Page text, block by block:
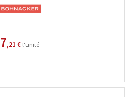
7,21 € l'unité